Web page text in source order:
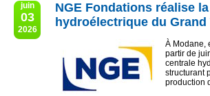
juin
03
2026
NGE Fondations réalise
hydroélectrique du
À Modane,
partir de
centrale
structurant
production